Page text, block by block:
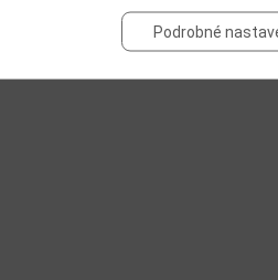
Podrobné